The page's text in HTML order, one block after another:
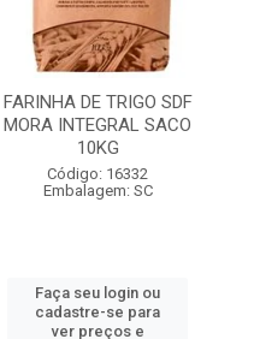
FARINHA DE TRIGO SDF
MORA INTEGRAL SACO
10KG
Código: 16332
Embalagem: SC
Faça seu login ou
cadastre-se para
ver preços e